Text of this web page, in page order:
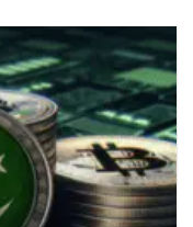
của...